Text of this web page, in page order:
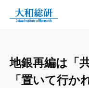
地銀再編は「
「置いて行か